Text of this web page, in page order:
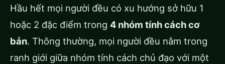
Hầu hết mọi người đều có xu hướng sở hữu 1
hoặc 2 đặc điểm trong 4 nhóm tính cách cơ
bản. Thông thường, mọi người đều nằm trong
ranh giới giữa nhóm tính cách chủ đạo với một